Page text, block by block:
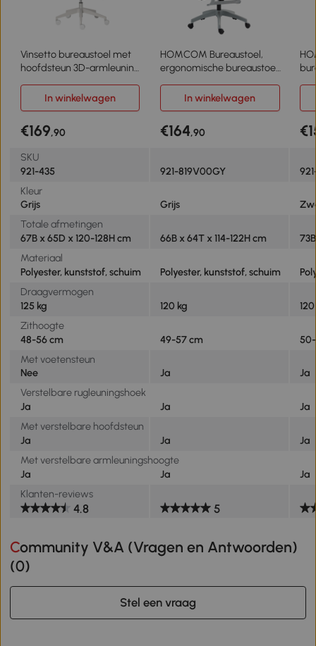
Vinsetto bureaustoel met
hoofdsteun 3D-armleuning
verstelbaar ergonomische
netstof schuimgrijs 67 x 65
HOMCOM Bureaustoel,
ergonomische bureaustoel
verstelbaar, verrijdbaar,
met armleuningen,
In winkelwagen In winkelwagen
€169,90 €164,90
SKU
921-435
921-819V00GY
Kleur
Grijs
Grijs
Totale afmetingen
67B x 65D x 120-128H cm
66B x 64T x 114-122H cm
Materiaal
Polyester, kunststof, schuim
Polyester, kunststof, schuim
Draagvermogen
125 kg
120 kg
Zithoogte
48-56 cm
49-57 cm
Met voetensteun
Nee
Ja
Ja
Verstelbare rugleuningshoek
Ja
Ja
Ja
Met verstelbare hoofdsteun
Ja
Ja
Ja
Met verstelbare armleuningshoogte
Ja
Ja
Ja
Klanten-reviews
4.8 5
Community V&A (Vragen en Antwoorden)
(0)
Stel een vraag